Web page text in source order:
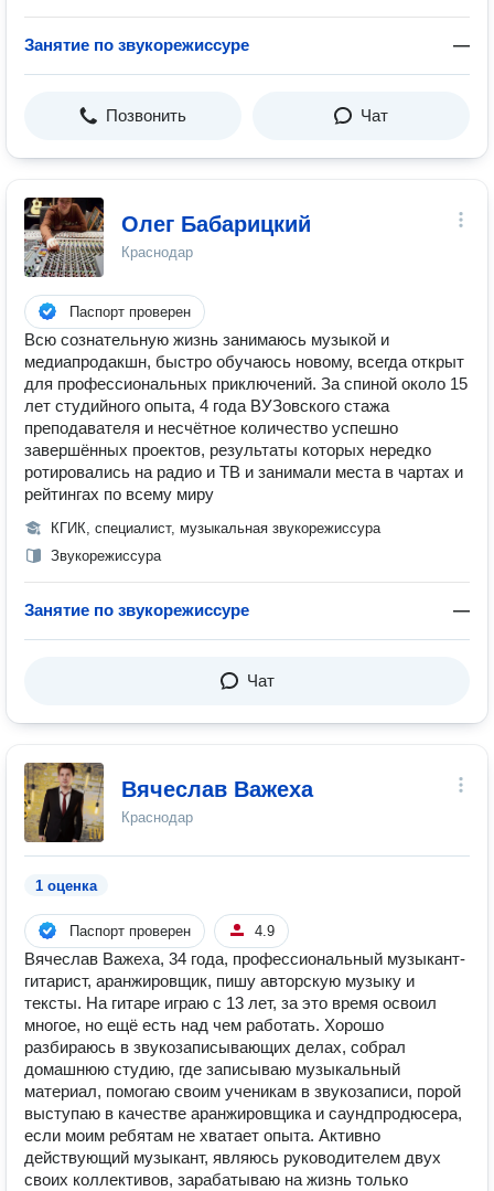
Занятие по звукорежиссуре —
Позвонить Чат
Олег Бабарицкий
Краснодар
Паспорт проверен
Всю сознательную жизнь занимаюсь музыкой и
медиапродакшн, быстро обучаюсь новому, всегда открыт
для профессиональных приключений. За спиной около 15
лет студийного опыта, 4 года ВУЗовского стажа
преподавателя и несчётное количество успешно
завершённых проектов, результаты которых нередко
ротировались на радио и ТВ и занимали места в чартах и
рейтингах по всему миру
КГИК, специалист, музыкальная звукорежиссура
Звукорежиссура
Занятие по звукорежиссуре —
Чат
Вячеслав Важеха
Краснодар
1 оценка
Паспорт проверен 4.9
Вячеслав Важеха, 34 года, профессиональный музыкант-
гитарист, аранжировщик, пишу авторскую музыку и
тексты. На гитаре играю с 13 лет, за это время освоил
многое, но ещё есть над чем работать. Хорошо
разбираюсь в звукозаписывающих делах, собрал
домашнюю студию, где записываю музыкальный
материал, помогаю своим ученикам в звукозаписи, порой
выступаю в качестве аранжировщика и саундпродюсера,
если моим ребятам не хватает опыта. Активно
действующий музыкант, являюсь руководителем двух
своих коллективов, зарабатываю на жизнь только